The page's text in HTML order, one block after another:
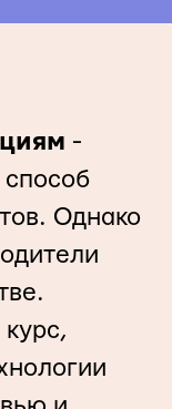
-
Однако